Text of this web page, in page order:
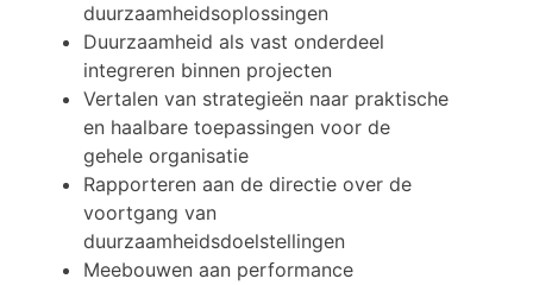
duurzaamheidsoplossingen
Duurzaamheid als vast onderdeel
integreren binnen projecten
Vertalen van strategieën naar praktische
en haalbare toepassingen voor de
gehele organisatie
Rapporteren aan de directie over de
voortgang van
duurzaamheidsdoelstellingen
Meebouwen aan performance